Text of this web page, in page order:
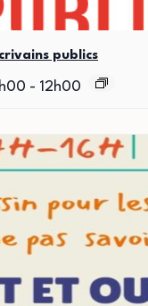
publics
- 12h00